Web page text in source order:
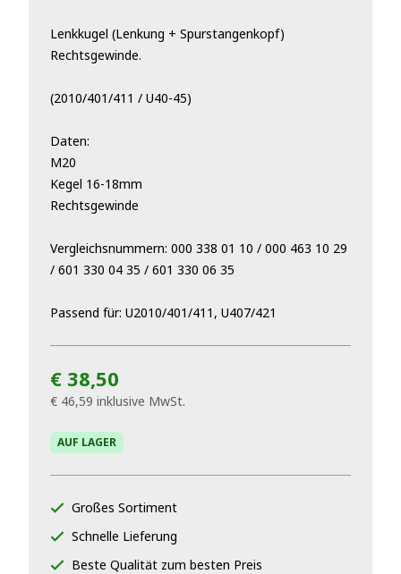
Lenkkugel (Lenkung + Spurstangenkopf)
Rechtsgewinde.
(2010/401/411 / U40-45)
Daten:
M20
Kegel 16-18mm
Rechtsgewinde
Vergleichsnummern: 000 338 01 10 / 000 463 10 29
/ 601 330 04 35 / 601 330 06 35
Passend für: U2010/401/411, U407/421
€ 38,50
€ 46,59 inklusive MwSt.
AUF LAGER
Großes Sortiment
Schnelle Lieferung
Beste Qualität zum besten Preis